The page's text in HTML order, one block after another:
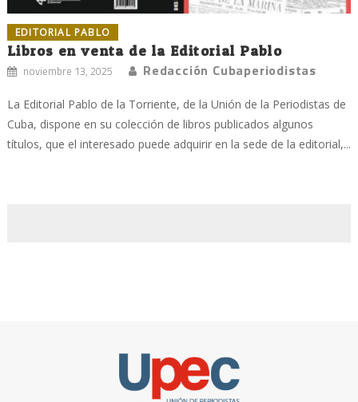
EDITORIAL PABLO
Libros en venta de la Editorial Pablo
noviembre 13, 2025 Redacción Cubaperiodistas
La Editorial Pablo de la Torriente, de la Unión de la Periodistas de
Cuba, dispone en su colección de libros publicados algunos
títulos, que el interesado puede adquirir en la sede de la editorial,...